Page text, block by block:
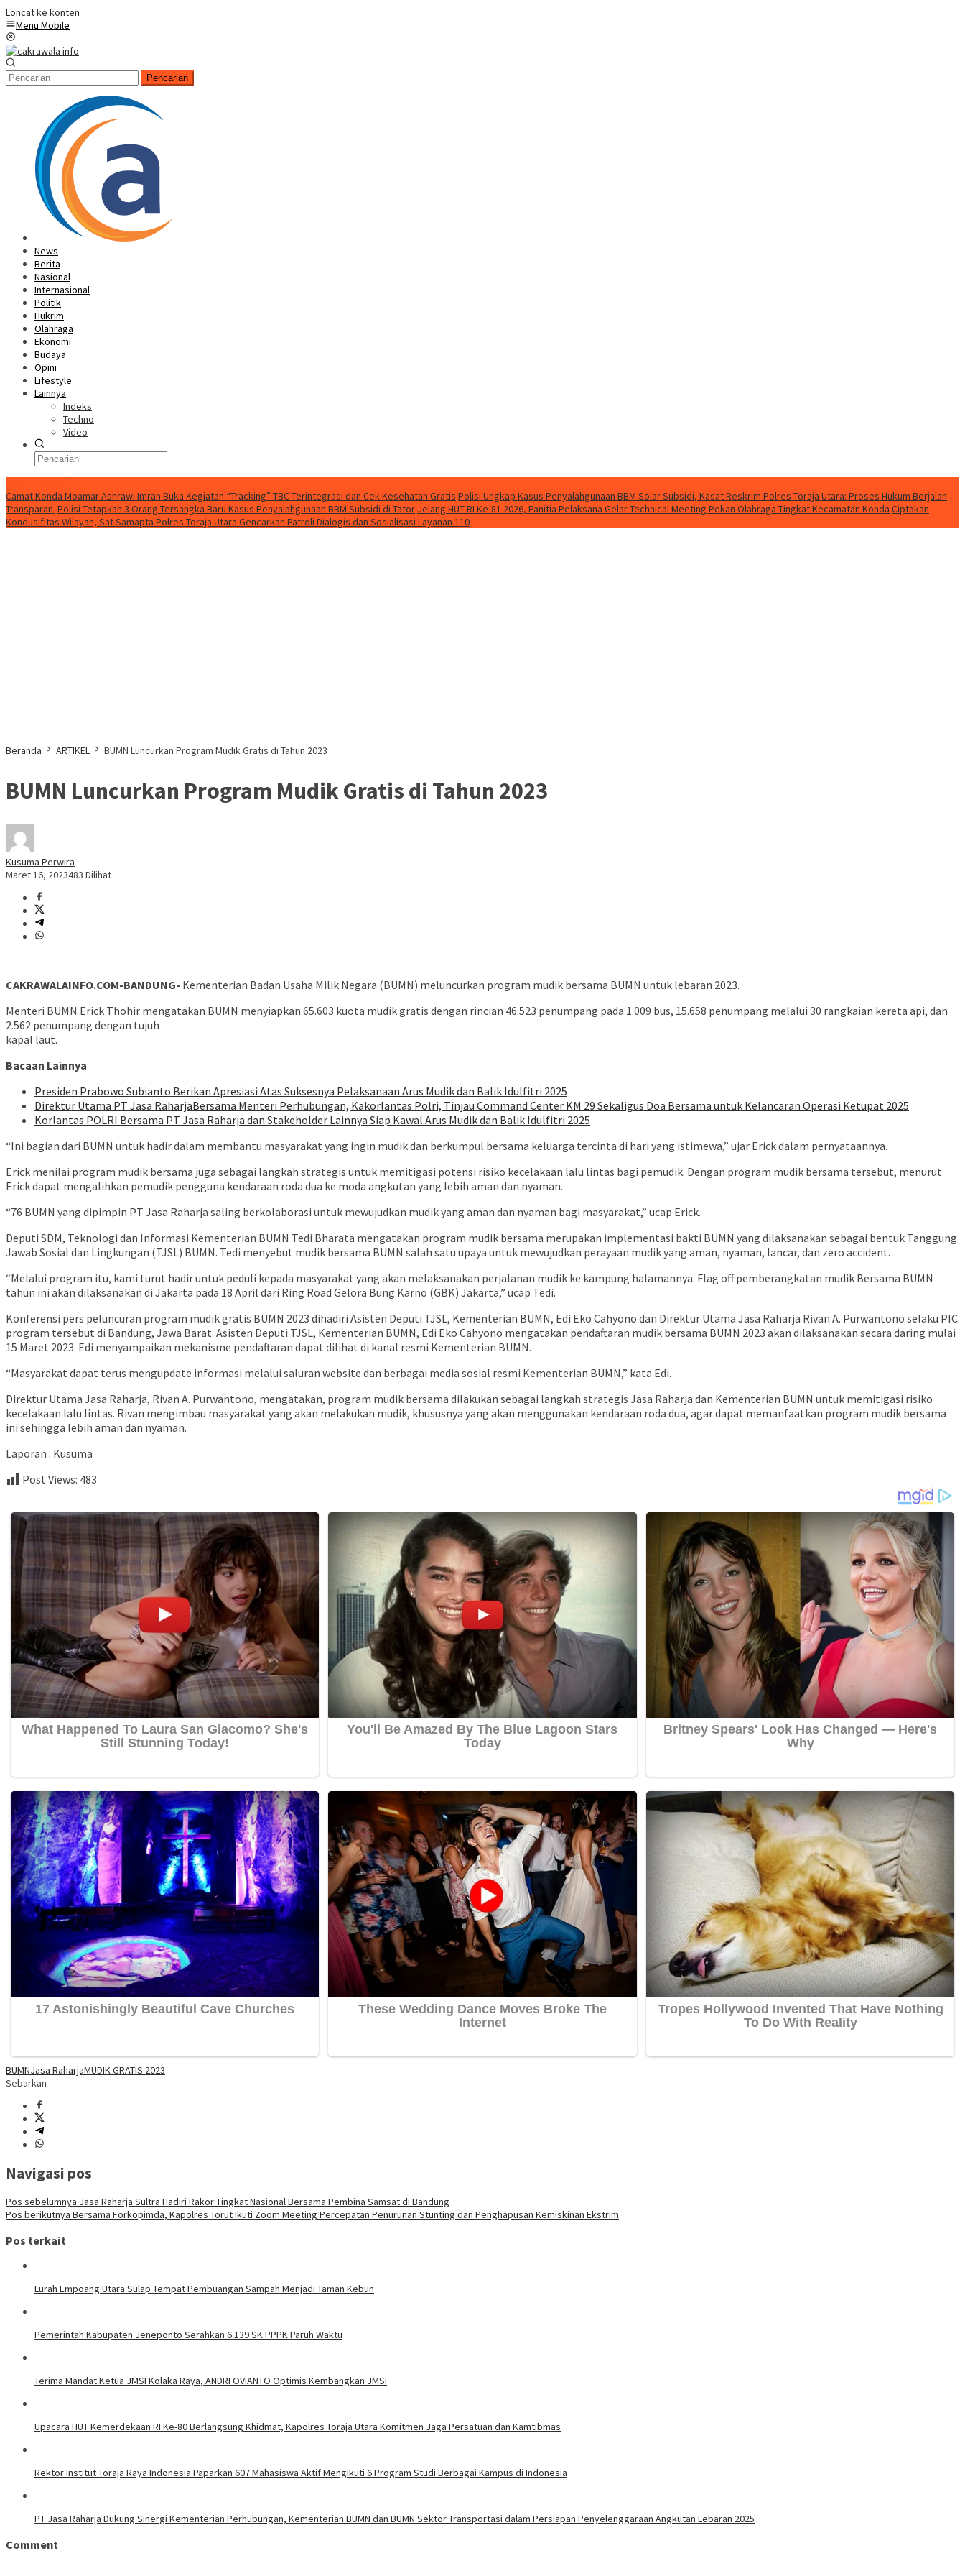
Loncat ke konten
Menu Mobile
Pencarian
News
Berita
Nasional
Internasional
Politik
Hukrim
Olahraga
Ekonomi
Budaya
Opini
Lifestyle
Lainnya
Indeks
Techno
Video
Camat Konda Moamar Ashrawi Imran Buka Kegiatan “Tracking” TBC Terintegrasi dan Cek Kesehatan Gratis Polisi Ungkap Kasus Penyalahgunaan BBM Solar Subsidi, Kasat Reskrim Polres Toraja Utara: Proses Hukum Berjalan
Transparan Polisi Tetapkan 3 Orang Tersangka Baru Kasus Penyalahgunaan BBM Subsidi di Tator Jelang HUT RI Ke-81 2026, Panitia Pelaksana Gelar Technical Meeting Pekan Olahraga Tingkat Kecamatan Konda Ciptakan
Kondusifitas Wilayah, Sat Samapta Polres Toraja Utara Gencarkan Patroli Dialogis dan Sosialisasi Layanan 110
Beranda ARTIKEL BUMN Luncurkan Program Mudik Gratis di Tahun 2023
BUMN Luncurkan Program Mudik Gratis di Tahun 2023
Kusuma Perwira
Maret 16, 2023483 Dilihat
CAKRAWALAINFO.COM-BANDUNG- Kementerian Badan Usaha Milik Negara (BUMN) meluncurkan program mudik bersama BUMN untuk lebaran 2023.
Menteri BUMN Erick Thohir mengatakan BUMN menyiapkan 65.603 kuota mudik gratis dengan rincian 46.523 penumpang pada 1.009 bus, 15.658 penumpang melalui 30 rangkaian kereta api, dan
2.562 penumpang dengan tujuh
kapal laut.
Bacaan Lainnya
Presiden Prabowo Subianto Berikan Apresiasi Atas Suksesnya Pelaksanaan Arus Mudik dan Balik Idulfitri 2025
Direktur Utama PT Jasa RaharjaBersama Menteri Perhubungan, Kakorlantas Polri, Tinjau Command Center KM 29 Sekaligus Doa Bersama untuk Kelancaran Operasi Ketupat 2025
Korlantas POLRI Bersama PT Jasa Raharja dan Stakeholder Lainnya Siap Kawal Arus Mudik dan Balik Idulfitri 2025
“Ini bagian dari BUMN untuk hadir dalam membantu masyarakat yang ingin mudik dan berkumpul bersama keluarga tercinta di hari yang istimewa,” ujar Erick dalam pernyataannya.
Erick menilai program mudik bersama juga sebagai langkah strategis untuk memitigasi potensi risiko kecelakaan lalu lintas bagi pemudik. Dengan program mudik bersama tersebut, menurut
Erick dapat mengalihkan pemudik pengguna kendaraan roda dua ke moda angkutan yang lebih aman dan nyaman.
“76 BUMN yang dipimpin PT Jasa Raharja saling berkolaborasi untuk mewujudkan mudik yang aman dan nyaman bagi masyarakat,” ucap Erick.
Deputi SDM, Teknologi dan Informasi Kementerian BUMN Tedi Bharata mengatakan program mudik bersama merupakan implementasi bakti BUMN yang dilaksanakan sebagai bentuk Tanggung
Jawab Sosial dan Lingkungan (TJSL) BUMN. Tedi menyebut mudik bersama BUMN salah satu upaya untuk mewujudkan perayaan mudik yang aman, nyaman, lancar, dan zero accident.
“Melalui program itu, kami turut hadir untuk peduli kepada masyarakat yang akan melaksanakan perjalanan mudik ke kampung halamannya. Flag off pemberangkatan mudik Bersama BUMN
tahun ini akan dilaksanakan di Jakarta pada 18 April dari Ring Road Gelora Bung Karno (GBK) Jakarta,” ucap Tedi.
Konferensi pers peluncuran program mudik gratis BUMN 2023 dihadiri Asisten Deputi TJSL, Kementerian BUMN, Edi Eko Cahyono dan Direktur Utama Jasa Raharja Rivan A. Purwantono selaku PIC
program tersebut di Bandung, Jawa Barat. Asisten Deputi TJSL, Kementerian BUMN, Edi Eko Cahyono mengatakan pendaftaran mudik bersama BUMN 2023 akan dilaksanakan secara daring mulai
15 Maret 2023. Edi menyampaikan mekanisme pendaftaran dapat dilihat di kanal resmi Kementerian BUMN.
“Masyarakat dapat terus mengupdate informasi melalui saluran website dan berbagai media sosial resmi Kementerian BUMN,” kata Edi.
Direktur Utama Jasa Raharja, Rivan A. Purwantono, mengatakan, program mudik bersama dilakukan sebagai langkah strategis Jasa Raharja dan Kementerian BUMN untuk memitigasi risiko
kecelakaan lalu lintas. Rivan mengimbau masyarakat yang akan melakukan mudik, khususnya yang akan menggunakan kendaraan roda dua, agar dapat memanfaatkan program mudik bersama
ini sehingga lebih aman dan nyaman.
Laporan : Kusuma
Post Views: 483
BUMNJasa RaharjaMUDIK GRATIS 2023
Sebarkan
Navigasi pos
Pos sebelumnya Jasa Raharja Sultra Hadiri Rakor Tingkat Nasional Bersama Pembina Samsat di Bandung
Pos berikutnya Bersama Forkopimda, Kapolres Torut Ikuti Zoom Meeting Percepatan Penurunan Stunting dan Penghapusan Kemiskinan Ekstrim
Pos terkait
Lurah Empoang Utara Sulap Tempat Pembuangan Sampah Menjadi Taman Kebun
Pemerintah Kabupaten Jeneponto Serahkan 6.139 SK PPPK Paruh Waktu
Terima Mandat Ketua JMSI Kolaka Raya, ANDRI OVIANTO Optimis Kembangkan JMSI
Upacara HUT Kemerdekaan RI Ke-80 Berlangsung Khidmat, Kapolres Toraja Utara Komitmen Jaga Persatuan dan Kamtibmas
Rektor Institut Toraja Raya Indonesia Paparkan 607 Mahasiswa Aktif Mengikuti 6 Program Studi Berbagai Kampus di Indonesia
PT Jasa Raharja Dukung Sinergi Kementerian Perhubungan, Kementerian BUMN dan BUMN Sektor Transportasi dalam Persiapan Penyelenggaraan Angkutan Lebaran 2025
Comment